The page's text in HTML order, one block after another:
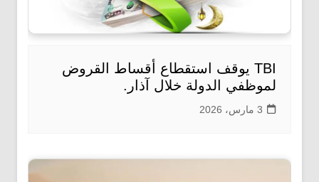
TBI يوقف استقطاع أقساط القروض
لموظفي الدولة خلال آذار.
3 مارس، 2026